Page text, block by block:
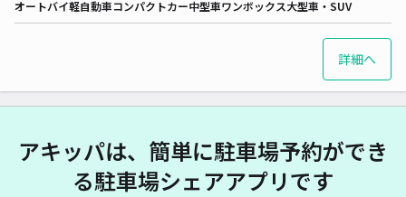
オートバイ軽自動車コンパクトカー中型車ワンボックス大型車・SUV
詳細へ
アキッパは、簡単に駐車場予約ができ
る駐車場シェアアプリです